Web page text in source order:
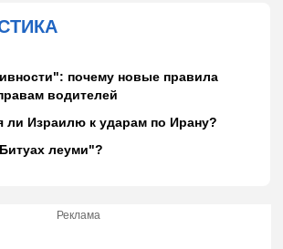
почему новые правила
водителей
ли Израилю к ударам по Ирану?
леуми"?
Реклама